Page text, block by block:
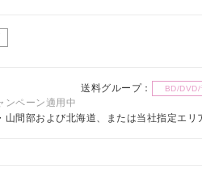
送料グループ： BD/DVD/
ンペーン適用中
間部および北海道、または当社指定エリ